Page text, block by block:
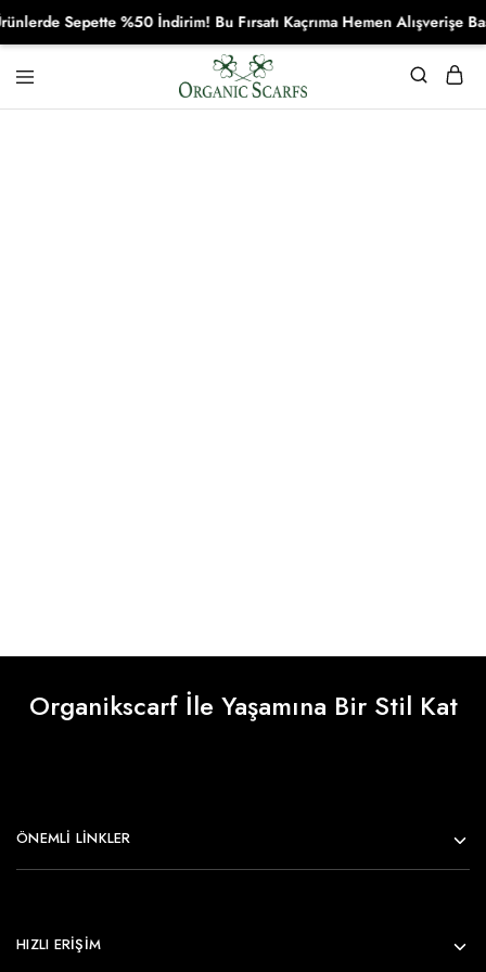
Organikscarf
Organikscarf İle Yaşamına Bir Stil Kat
ÖNEMLI LINKLER
HIZLI ERİŞİM
Sepette %50 İndirim! Bu Fırsatı Kaçrıma Hemen Alışverişe Başla!